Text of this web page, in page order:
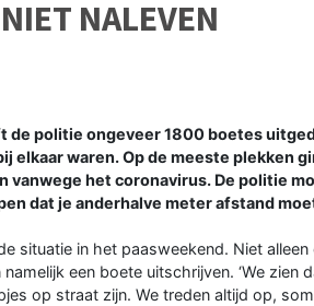
NALEVEN
de politie ongeveer 1800 boetes
elkaar waren. Op de meeste plekken
vanwege het coronavirus. De politie
dat je anderhalve meter afstand
situatie in het paasweekend. Niet
een boete uitschrijven. ‘We zien
op straat zijn. We treden altijd op,